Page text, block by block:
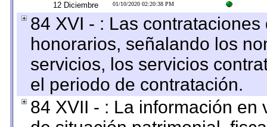
12 Diciembre 01/10/2020 02:20:38 PM
84 XVI - : Las
honorarios, señalando los
servicios, los servicios
el periodo de contratación.
84 XVII - : La información